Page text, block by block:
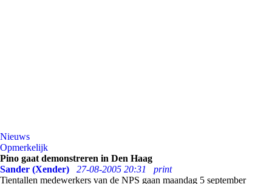
Nieuws
Opmerkelijk
Pino gaat demonstreren in Den Haag
Sander (Xender)
27-08-2005 20:31
print
Tientallen medewerkers van de NPS gaan maandag 5 september